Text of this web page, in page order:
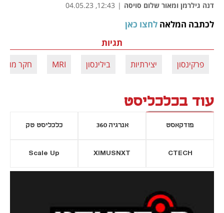
דנה גילרמן ומאור שלום סויסה |
12:43, 04.05.23
לכתבה המלאה לחצו כאן
תגיות
פרקינסון יצירתיות בילינסון MRI חקר מוח
עוד בכלכליסט
פודקאסט אנרגיה 360 כלכליסט טק
CTECH
XIMUSNXT
Scale Up
נפתח בכרטיסייה חדשה חדשה